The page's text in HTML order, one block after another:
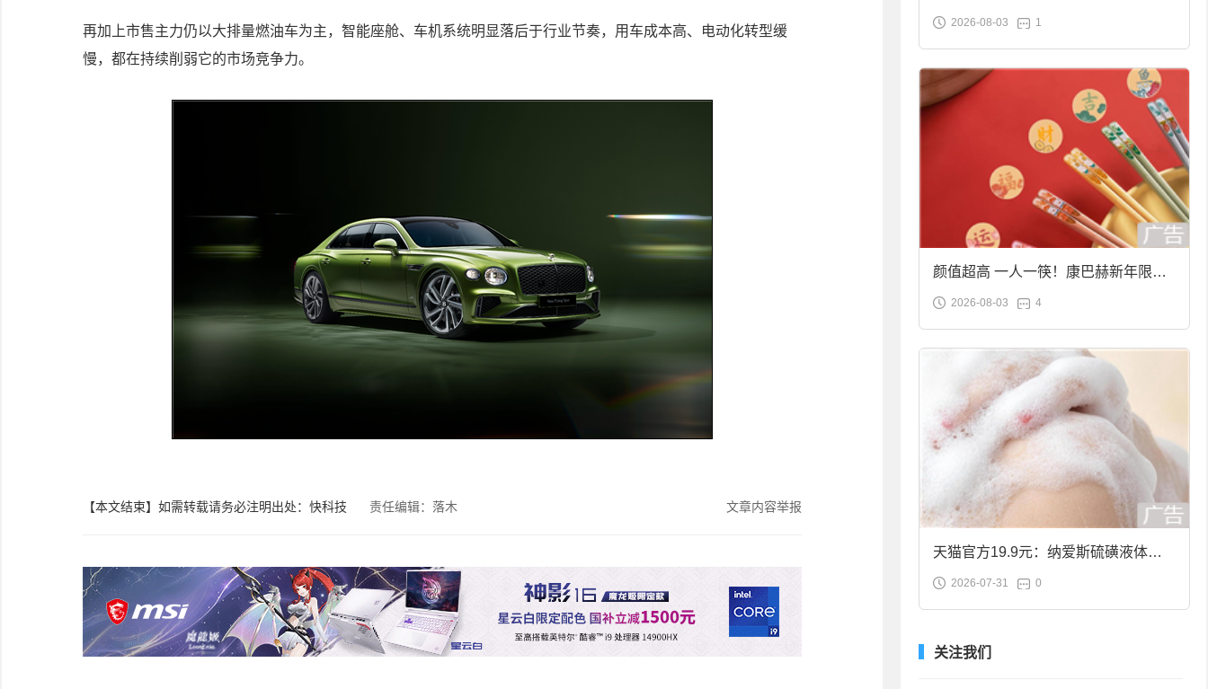
再加上市售主力仍以大排量燃油车为主，智能座舱、车机系统明显落后于行业节奏，用车成本高、电动化转型缓
慢，都在持续削弱它的市场竞争力。
【本文结束】如需转载请务必注明出处：快科技 责任编辑：落木 文章内容举报
袋装9.9元到手
2026-08-03 1
颜值超高 一人一筷！康巴赫新年限定
合金筷子大促：19.9元
2026-08-03 4
天猫官方19.9元：纳爱斯硫磺液体香
皂2斤大促
2026-07-31 0
关注我们